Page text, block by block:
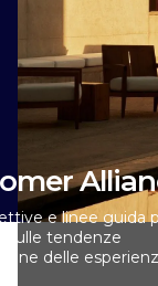
e linee guida
sulle tendenze
delle